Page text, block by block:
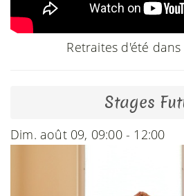
Retraites d'été dans
Stages
Dim. août 09, 09:00 - 12:00